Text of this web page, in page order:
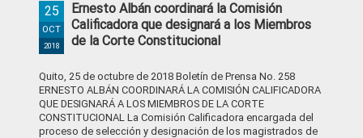
Ernesto Albán coordinará la Comisión
Calificadora que designará a los Miembros
de la Corte Constitucional
25
OCT
2018
Quito, 25 de octubre de 2018 Boletín de Prensa No. 258
ERNESTO ALBÁN COORDINARÁ LA COMISIÓN CALIFICADORA
QUE DESIGNARÁ A LOS MIEMBROS DE LA CORTE
CONSTITUCIONAL La Comisión Calificadora encargada del
proceso de selección y designación de los magistrados de